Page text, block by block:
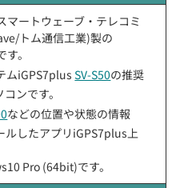
マートウェーブ・テレコミ
トム通信工業)製の
。
ムiGPS7plusSV-S50の推奨
ンです。
などの位置や状態の情報
ルしたアプリiGPS7plus上
Pro (64bit)です。